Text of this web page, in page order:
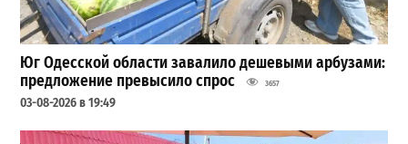
Юг Одесской области завалило дешевыми арбузами:
предложение превысило спрос
3657
03-08-2026 в 19:49